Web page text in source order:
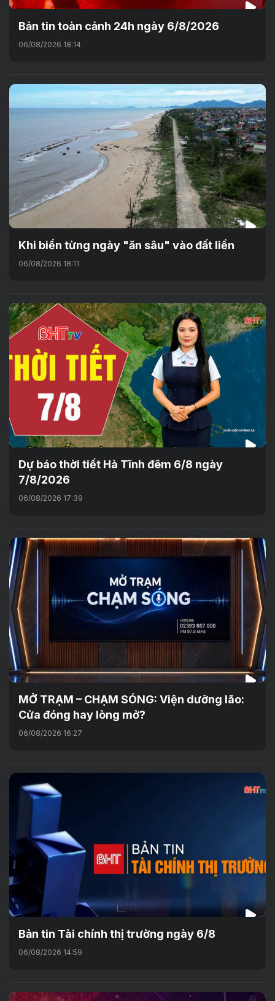
Bản tin toàn cảnh 24h ngày 6/8/2026
06/08/2026 18:14
Khi biển từng ngày "ăn sâu" vào đất liền
06/08/2026 18:11
Dự báo thời tiết Hà Tĩnh đêm 6/8 ngày
7/8/2026
06/08/2026 17:39
MỞ TRẠM – CHẠM SÓNG: Viện dưỡng lão:
Cửa đóng hay lòng mở?
06/08/2026 16:27
Bản tin Tài chính thị trường ngày 6/8
06/08/2026 14:59